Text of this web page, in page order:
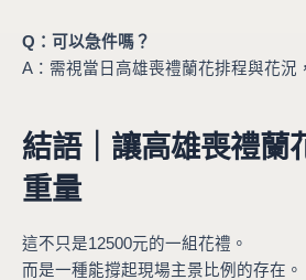
Q：可以急件嗎？
A：需視當日高雄喪禮蘭花排程與花況
結語｜讓高雄喪禮蘭
重量
這不只是12500元的一組花禮。
而是一種能撐起現場主景比例的存在。